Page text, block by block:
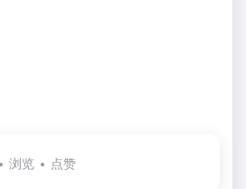
浏览 点赞